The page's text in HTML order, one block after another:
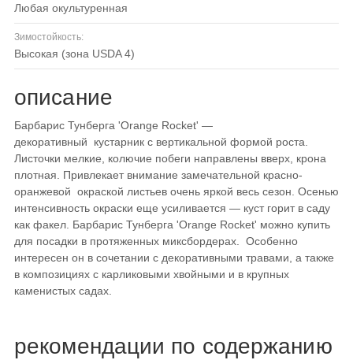
любая окультуренная
Зимостойкость:
высокая (зона USDA 4)
описание
Барбарис Тунберга 'Orange Rocket' —
декоративный кустарник с вертикальной формой роста.
Листочки мелкие, колючие побеги направлены вверх, крона
плотная. Привлекает внимание замечательной красно-
оранжевой окраской листьев очень яркой весь сезон. Осенью
интенсивность окраски еще усиливается — куст горит в саду
как факел. Барбарис Тунберга 'Orange Rocket' можно купить
для посадки в протяженных миксбордерах. Особенно
интересен он в сочетании с декоративными травами, а также
в композициях с карликовыми хвойными и в крупных
каменистых садах.
рекомендации по содержанию